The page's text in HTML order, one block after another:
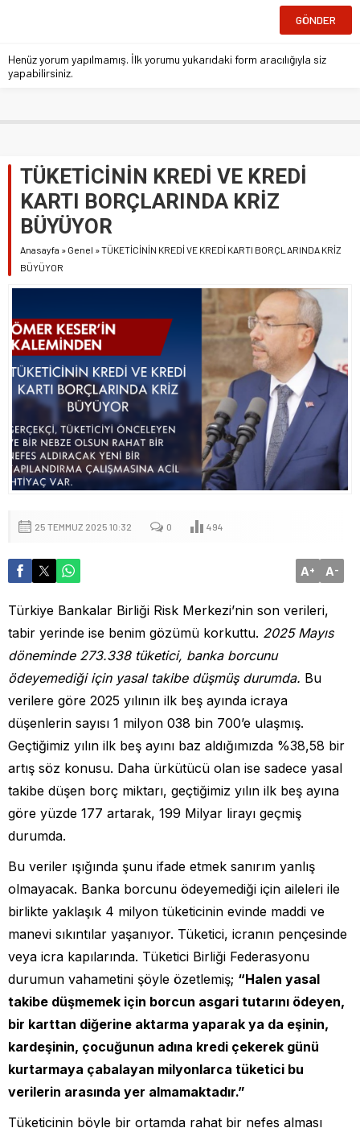
Henüz yorum yapılmamış. İlk yorumu yukarıdaki form aracılığıyla siz
yapabilirsiniz.
TÜKETİCİNİN KREDİ VE KREDİ
KARTI BORÇLARINDA KRİZ
BÜYÜYOR
Anasayfa » Genel »TÜKETİCİNİN KREDİ VE KREDİ KARTI BORÇLARINDA KRİZ
BÜYÜYOR
25 TEMMUZ 2025 10:32 0 494
A+ A-
Türkiye Bankalar Birliği Risk Merkezi’nin son verileri,
tabir yerinde ise benim gözümü korkuttu. 2025 Mayıs
döneminde 273.338 tüketici, banka borcunu
ödeyemediği için yasal takibe düşmüş durumda. Bu
verilere göre 2025 yılının ilk beş ayında icraya
düşenlerin sayısı 1 milyon 038 bin 700’e ulaşmış.
Geçtiğimiz yılın ilk beş ayını baz aldığımızda %38,58 bir
artış söz konusu. Daha ürkütücü olan ise sadece yasal
takibe düşen borç miktarı, geçtiğimiz yılın ilk beş ayına
göre yüzde 177 artarak, 199 Milyar lirayı geçmiş
durumda.
Bu veriler ışığında şunu ifade etmek sanırım yanlış
olmayacak. Banka borcunu ödeyemediği için aileleri ile
birlikte yaklaşık 4 milyon tüketicinin evinde maddi ve
manevi sıkıntılar yaşanıyor. Tüketici, icranın pençesinde
veya icra kapılarında. Tüketici Birliği Federasyonu
durumun vahametini şöyle özetlemiş; “Halen yasal
takibe düşmemek için borcun asgari tutarını ödeyen,
bir karttan diğerine aktarma yaparak ya da eşinin,
kardeşinin, çocuğunun adına kredi çekerek günü
kurtarmaya çabalayan milyonlarca tüketici bu
verilerin arasında yer almamaktadır.”
Tüketicinin böyle bir ortamda rahat bir nefes alması